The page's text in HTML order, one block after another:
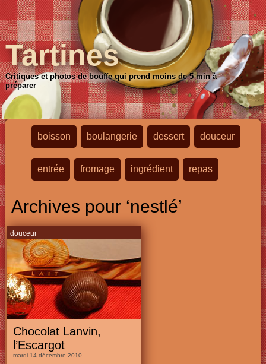
Tartines
Critiques et photos de bouffe qui prend moins de 5 min à
préparer
boisson boulangerie dessert douceur
entrée fromage ingrédient repas
Archives pour ‘nestlé’
douceur
Chocolat Lanvin,
l’Escargot
mardi 14 décembre 2010